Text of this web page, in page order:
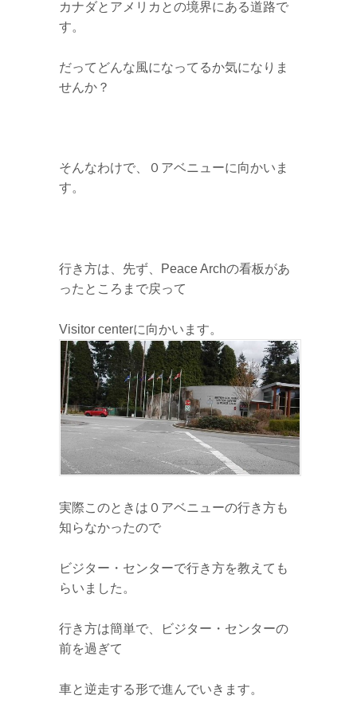
カナダとアメリカとの境界にある道路で
す。
だってどんな風になってるか気になりま
せんか？
そんなわけで、０アベニューに向かいま
す。
行き方は、先ず、Peace Archの看板があ
ったところまで戻って
Visitor centerに向かいます。
実際このときは０アベニューの行き方も
知らなかったので
ビジター・センターで行き方を教えても
らいました。
行き方は簡単で、ビジター・センターの
前を過ぎて
車と逆走する形で進んでいきます。